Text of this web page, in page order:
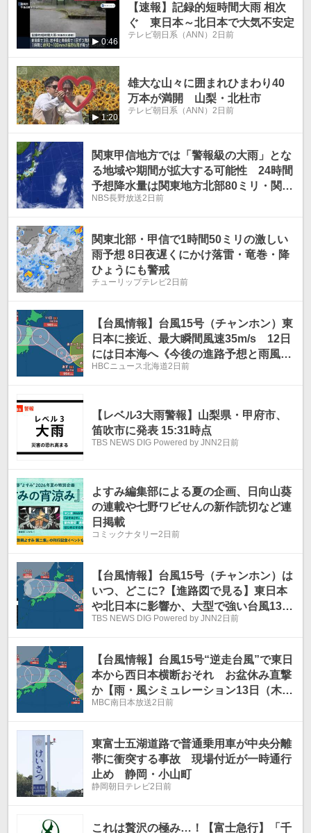
0:46
【速報】記録的短時間大雨 相次
ぐ 東日本～北日本で大気不安定
テレビ朝日系（ANN） 2日前
1:20
雄大な山々に囲まれひまわり40
万本が満開 山梨・北杜市
テレビ朝日系（ANN） 2日前
関東甲信地方では「警報級の大雨」とな
る地域や期間が拡大する可能性 24時間
予想降水量は関東地方北部80ミリ・関東
地方南部60ミリ・甲信地方100ミリ（9
NBS長野放送2日前
関東北部・甲信で1時間50ミリの激しい
雨予想 8日夜遅くにかけ落雷・竜巻・降
ひょうにも警戒
チューリップテレビ2日前
【台風情報】台風15号（チャンホン）東
日本に接近、最大瞬間風速35m/s 12日
には日本海へ《今後の進路予想と雨風シ
ミュレーション 週間予報》気象庁8日
HBCニュース北海道2日前
【レベル3大雨警報】山梨県・甲府市、
笛吹市に発表 15:31時点
TBS NEWS DIG Powered by JNN2日前
よすみ編集部による夏の企画、日向山葵
の連載や七野ワビせんの新作読切など連
日掲載
コミックナタリー2日前
【台風情報】台風15号（チャンホン）は
いつ、どこに?【進路図で見る】東日本
や北日本に影響か、大型で強い台風13号
（ドルフィン）引き続き 大雨・暴風・高
必要
TBS NEWS DIG Powered by JNN2日前
【台風情報】台風15号“逆走台風”で東日
本から西日本横断おそれ お盆休み直撃
か【雨・風シミュレーション13日（木）
まで】気象庁の進路予想
MBC南日本放送2日前
東富士五湖道路で普通乗用車が中央分離
帯に衝突する事故 現場付近が一時通行
止め 静岡・小山町
静岡朝日テレビ2日前
これは贅沢の極み…！【富士急行】「千